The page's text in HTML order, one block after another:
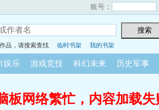
账号：
品，请搜索查找 临时书架 我的书架
娱乐 游戏竞技 科幻未来 历史军事
板网络繁忙，内容加载